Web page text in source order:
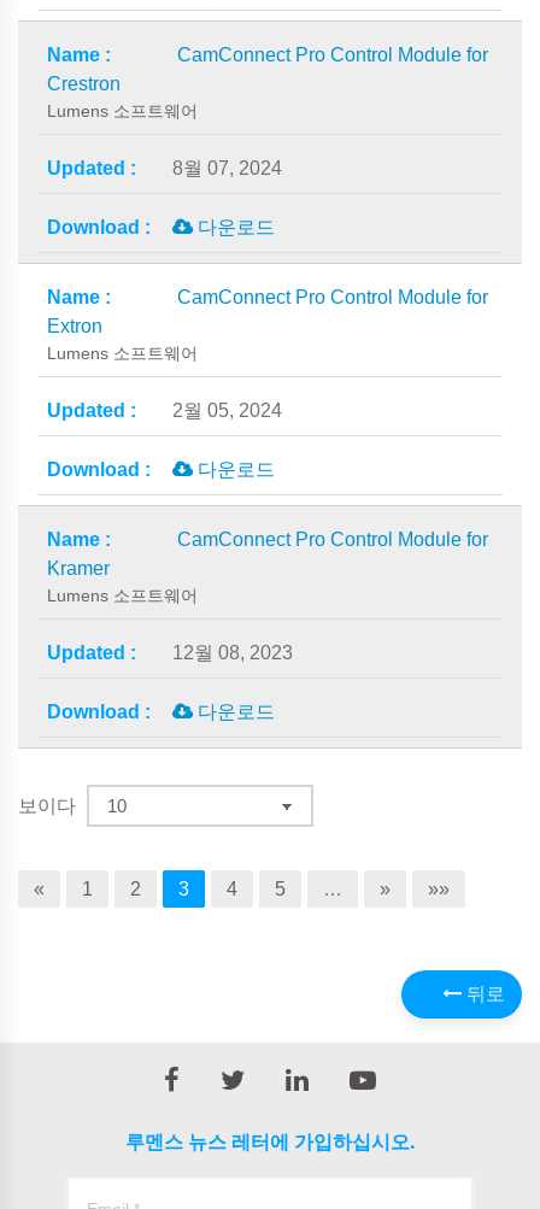
CamConnect Pro Control Module for
Crestron
Lumens 소프트웨어
8월 07, 2024
다운로드
CamConnect Pro Control Module for
Extron
Lumens 소프트웨어
2월 05, 2024
다운로드
CamConnect Pro Control Module for
Kramer
Lumens 소프트웨어
12월 08, 2023
다운로드
보이다
« 1 2 3 4 5 … » »»
뒤로
루멘스 뉴스 레터에 가입하십시오.